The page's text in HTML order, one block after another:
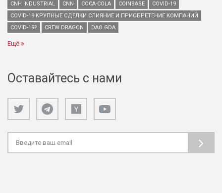
CNH INDUSTRIAL
CNN COCA-COLA COINBASE
COVID-19
COVID-19 КРУПНЫЕ СДЕЛКИ СЛИЯНИЕ И ПРИОБРЕТЕНИЕ КОМПАНИЙ
COVID-19?
CREW DRAGON DAO GDA
Ещё
Оставайтесь с нами